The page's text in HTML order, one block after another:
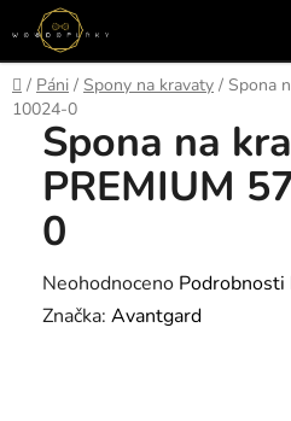
Přejít
na
obsah
Domů
/ Páni / Spony na kravaty / Spona
10024-0
Spona na
PREMIUM
0
Průměrné
hodnocení
Neohodnoceno Podrobnosti
Značka: Avantgard